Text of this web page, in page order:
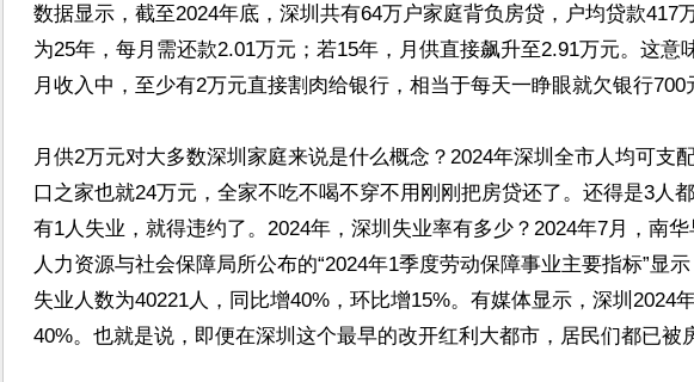
数据显示，截至2024年底，深圳共有64万户家庭背负房贷，户均贷款417
为25年，每月需还款2.01万元；若15年，月供直接飙升至2.91万元。这意
月收入中，至少有2万元直接割肉给银行，相当于每天一睁眼就欠银行700
月供2万元对大多数深圳家庭来说是什么概念？2024年深圳全市人均可支
口之家也就24万元，全家不吃不喝不穿不用刚刚把房贷还了。还得是3人
有1人失业，就得违约了。2024年，深圳失业率有多少？2024年7月，南
人力资源与社会保障局所公布的“2024年1季度劳动保障事业主要指标”显
失业人数为40221人，同比增40%，环比增15%。有媒体显示，深圳2024
40%。也就是说，即便在深圳这个最早的改开红利大都市，居民们都已被